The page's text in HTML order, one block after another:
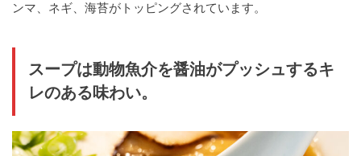
ンマ、ネギ、海苔がトッピングされています。
スープは動物魚介を醤油がプッシュするキ
レのある味わい。